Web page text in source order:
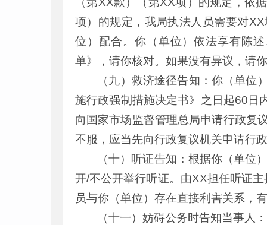
项）的规定，我局执法人员需要对
位）配合。你（单位）依法享有陈
单》，请你核对。如果没有异议，请
（九）救济途径告知：你（单
施行政强制措施决定书》之日起60日
向国家市场监督管理总局申请行政复
不服，应当先向行政复议机关申请行
（十）听证告知：根据你（单
开/不公开举行听证。由XX担任听证
员与你（单位）存在直接利害关系，
（十一）妨碍公务时告知当事人：